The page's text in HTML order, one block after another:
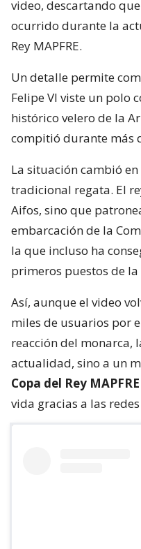
video, descartando
ocurrido durante la
Rey MAPFRE.
Un detalle permite
Felipe VI viste un polo
histórico velero de la
compitió durante más
La situación cambió
tradicional regata. El
Aifos, sino que
embarcación de la
la que incluso ha
primeros puestos de
Así, aunque el video
miles de usuarios por
reacción del monarca,
actualidad, sino a un
Copa del Rey
vida gracias a las